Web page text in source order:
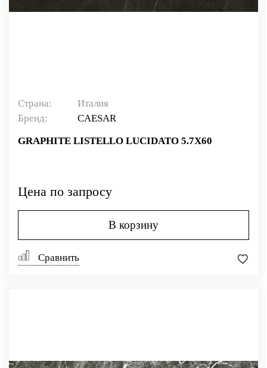
Страна:
Италия
Бренд:
CAESAR
GRAPHITE LISTELLO LUCIDATO 5.7X60
Цена по запросу
В корзину
Сравнить